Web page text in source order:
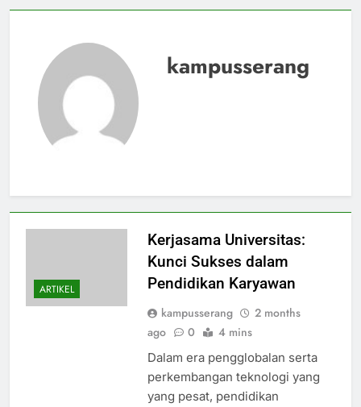
kampusserang
ARTIKEL
Kerjasama Universitas:
Kunci Sukses dalam
Pendidikan Karyawan
kampusserang
2 months
ago
0 4 mins
Dalam era pengglobalan serta
perkembangan teknologi yang
yang pesat, pendidikan